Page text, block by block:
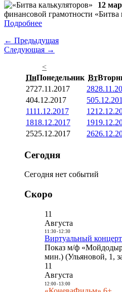
12
финансовой грамотности
Подробнее
← Предыдущая
Следующая →
<
ПнПонедельник Вт
2727.11.2017 28
404.12.2017 5
1111.12.2017 12
1818.12.2017 19
2525.12.2017 26
Сегодня
Сегодня нет событий
Скоро
11
Августа
11:30- 12:30
Виртуальный
Показ м/ф
мин.) (Ульяновой, 1,
11
Августа
12:00- 13:00